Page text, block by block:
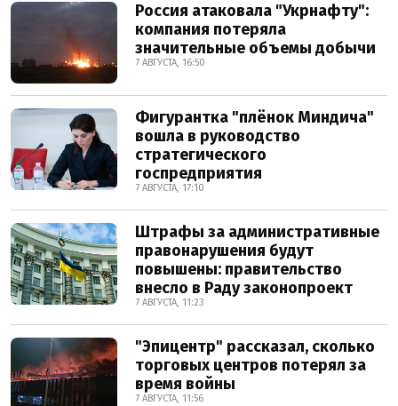
Россия атаковала "Укрнафту":
компания потеряла
значительные объемы добычи
7 АВГУСТА, 16:50
Фигурантка "плёнок Миндича"
вошла в руководство
стратегического
госпредприятия
7 АВГУСТА, 17:10
Штрафы за административные
правонарушения будут
повышены: правительство
внесло в Раду законопроект
7 АВГУСТА, 11:23
"Эпицентр" рассказал, сколько
торговых центров потерял за
время войны
7 АВГУСТА, 11:56